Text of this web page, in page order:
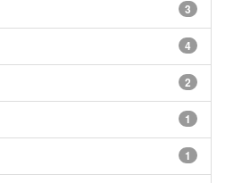
3
4
2
1
1